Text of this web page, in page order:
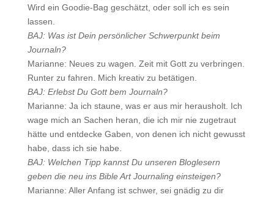
Wird ein Goodie-Bag geschätzt, oder soll ich es sein
lassen.
BAJ: Was ist Dein persönlicher Schwerpunkt beim
Journaln?
Marianne: Neues zu wagen. Zeit mit Gott zu verbringen.
Runter zu fahren. Mich kreativ zu betätigen.
BAJ: Erlebst Du Gott bem Journaln?
Marianne: Ja ich staune, was er aus mir herausholt. Ich
wage mich an Sachen heran, die ich mir nie zugetraut
hätte und entdecke Gaben, von denen ich nicht gewusst
habe, dass ich sie habe.
BAJ: Welchen Tipp kannst Du unseren Bloglesern
geben die neu ins Bible Art Journaling einsteigen?
Marianne: Aller Anfang ist schwer, sei gnädig zu dir